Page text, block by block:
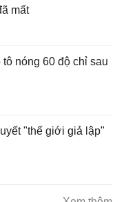
mất
nóng 60 độ chỉ sau
"thế giới giả lập"